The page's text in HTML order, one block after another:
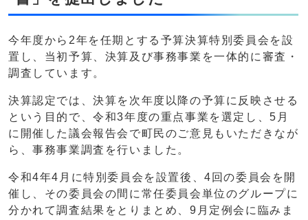
今年度から2年を任期とする予算決算特別委員会を設
置し、当初予算、決算及び事務事業を一体的に審査・
調査しています。
決算認定では、決算を次年度以降の予算に反映させる
という目的で、令和3年度の重点事業を選定し、5月
に開催した議会報告会で町民のご意見もいただきなが
ら、事務事業調査を行いました。
令和4年4月に特別委員会を設置後、4回の委員会を開
催し、その委員会の間に常任委員会単位のグループに
分かれて調査結果をとりまとめ、9月定例会に臨みま